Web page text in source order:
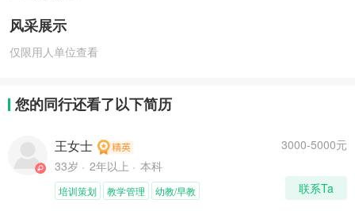
风采展示
仅限用人单位查看
您的同行还看了以下简历
3000-5000元
王女士
33岁 2年以上
本科
联系Ta
培训策划 教学管理 幼教/早教